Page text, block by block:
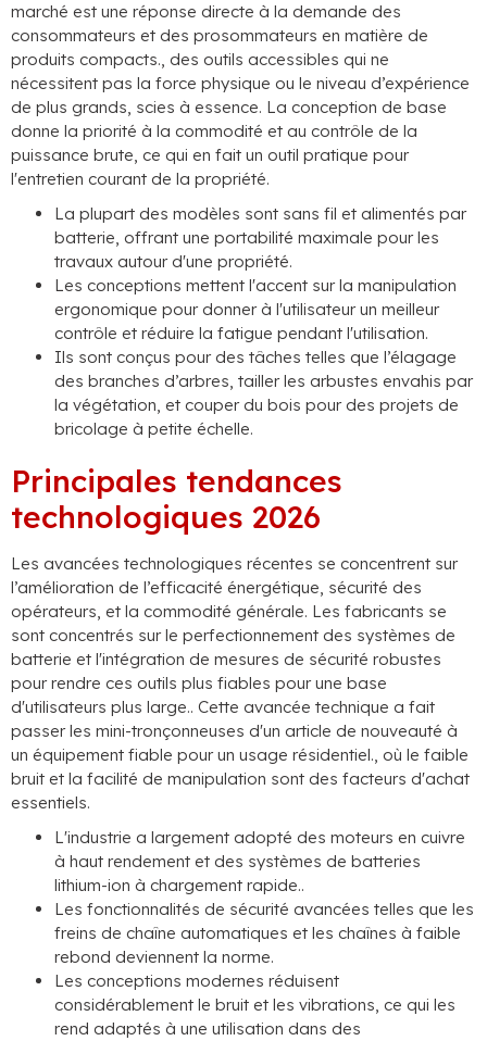
marché est une réponse directe à la demande des
consommateurs et des prosommateurs en matière de
produits compacts., des outils accessibles qui ne
nécessitent pas la force physique ou le niveau d’expérience
de plus grands, scies à essence. La conception de base
donne la priorité à la commodité et au contrôle de la
puissance brute, ce qui en fait un outil pratique pour
l'entretien courant de la propriété.
La plupart des modèles sont sans fil et alimentés par
batterie, offrant une portabilité maximale pour les
travaux autour d'une propriété.
Les conceptions mettent l'accent sur la manipulation
ergonomique pour donner à l'utilisateur un meilleur
contrôle et réduire la fatigue pendant l'utilisation.
Ils sont conçus pour des tâches telles que l’élagage
des branches d’arbres, tailler les arbustes envahis par
la végétation, et couper du bois pour des projets de
bricolage à petite échelle.
Principales tendances
technologiques 2026
Les avancées technologiques récentes se concentrent sur
l’amélioration de l’efficacité énergétique, sécurité des
opérateurs, et la commodité générale. Les fabricants se
sont concentrés sur le perfectionnement des systèmes de
batterie et l'intégration de mesures de sécurité robustes
pour rendre ces outils plus fiables pour une base
d'utilisateurs plus large.. Cette avancée technique a fait
passer les mini-tronçonneuses d'un article de nouveauté à
un équipement fiable pour un usage résidentiel., où le faible
bruit et la facilité de manipulation sont des facteurs d'achat
essentiels.
L'industrie a largement adopté des moteurs en cuivre
à haut rendement et des systèmes de batteries
lithium-ion à chargement rapide..
Les fonctionnalités de sécurité avancées telles que les
freins de chaîne automatiques et les chaînes à faible
rebond deviennent la norme.
Les conceptions modernes réduisent
considérablement le bruit et les vibrations, ce qui les
rend adaptés à une utilisation dans des